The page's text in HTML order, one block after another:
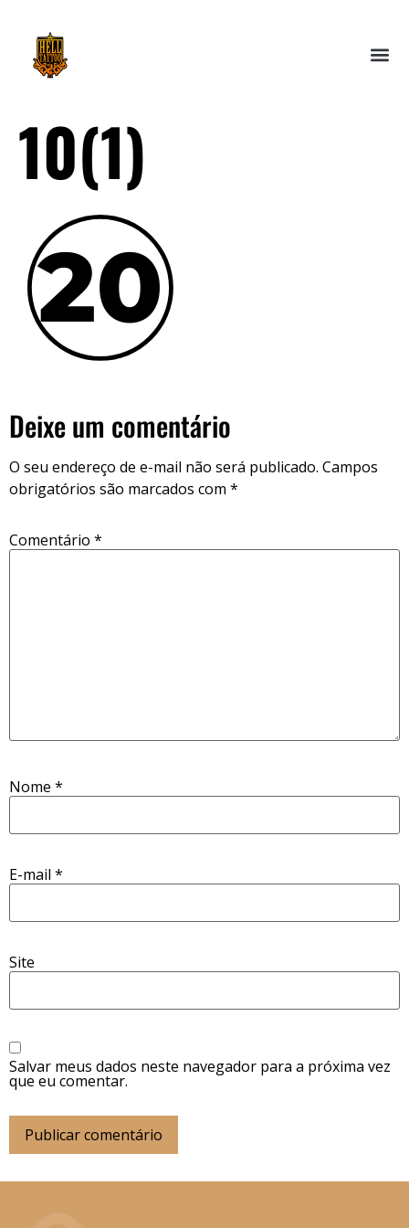
10(1)
Deixe um comentário
O seu endereço de e-mail não será publicado. Campos
obrigatórios são marcados com *
Comentário *
Nome *
E-mail *
Site
Salvar meus dados neste navegador para a próxima vez
que eu comentar.